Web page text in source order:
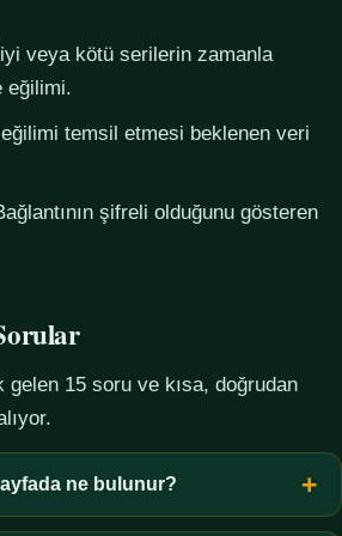
iyi veya kötü serilerin zamanla
eğilimi.
temsil etmesi beklenen veri
şifreli olduğunu gösteren
15 soru ve kısa, doğrudan
ne bulunur?
bilgi, terim açıklamaları, veri